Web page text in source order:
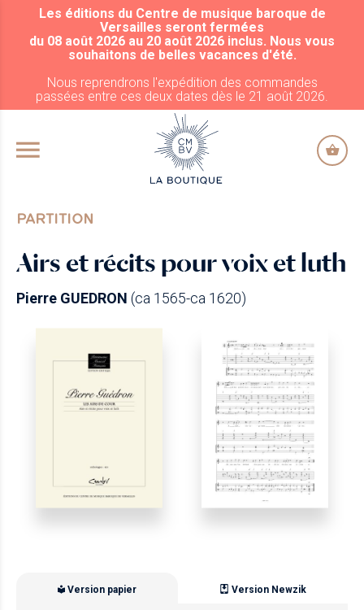
ALLER AU CONTENU PRINCIPAL
Les éditions du Centre de musique baroque de
Versailles seront fermées
du 08 août 2026 au 20 août 2026 inclus. Nous vous
souhaitons de belles vacances d'été.
Nous reprendrons l'expédition des commandes
passées entre ces deux dates dès le 21 août 2026.
PARTITION
Airs et récits pour voix et luth
Pierre GUEDRON (ca 1565-ca 1620)
Version papier Version Newzik